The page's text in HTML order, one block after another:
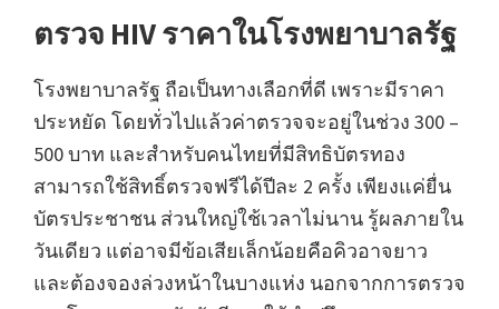
ตรวจ HIV ราคาในโรงพยาบาลรัฐ
โรงพยาบาลรัฐ ถือเป็นทางเลือกที่ดี เพราะมีราคา
ประหยัด โดยทั่วไปแล้วค่าตรวจจะอยู่ในช่วง 300 –
500 บาท และสำหรับคนไทยที่มีสิทธิบัตรทอง
สามารถใช้สิทธิ์ตรวจฟรีได้ปีละ 2 ครั้ง เพียงแค่ยื่น
บัตรประชาชน ส่วนใหญ่ใช้เวลาไม่นาน รู้ผลภายใน
วันเดียว แต่อาจมีข้อเสียเล็กน้อยคือคิวอาจยาว
และต้องจองล่วงหน้าในบางแห่ง นอกจากการตรวจ